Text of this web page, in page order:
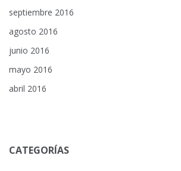
septiembre 2016
agosto 2016
junio 2016
mayo 2016
abril 2016
CATEGORÍAS